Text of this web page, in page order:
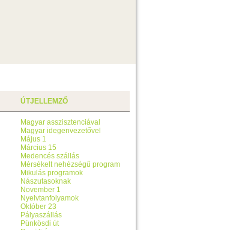
ÚTJELLEMZŐ
Magyar asszisztenciával
Magyar idegenvezetővel
Május 1
Március 15
Medencés szállás
Mérsékelt nehézségű program
Mikulás programok
Nászutasoknak
November 1
Nyelvtanfolyamok
Október 23
Pályaszállás
Pünkösdi út